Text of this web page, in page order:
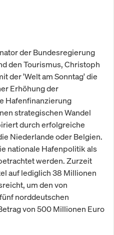
der Bundesregierung
den Tourismus, Christoph
der 'Welt am Sonntag' die
Erhöhung der
Hafenfinanzierung
strategischen Wandel
durch erfolgreiche
Niederlande oder Belgien.
nationale Hafenpolitik als
werden. Zurzeit
auf lediglich 38 Millionen
um den von
norddeutschen
von 500 Millionen Euro